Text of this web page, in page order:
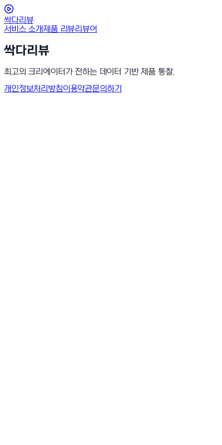
싹다리뷰
서비스 소개제품 리뷰리뷰어
싹다리뷰
최고의 크리에이터가 전하는 데이터 기반 제품 통찰.
개인정보처리방침이용약관문의하기